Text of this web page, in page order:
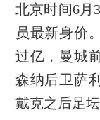
北京时间6月
员最新身价
过亿，曼城
森纳后卫萨
戴克之后足